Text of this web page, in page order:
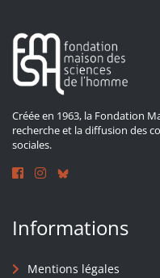
Créée en 1963, la Fondation
recherche et la diffusion des
sociales.
Informations
Mentions légales